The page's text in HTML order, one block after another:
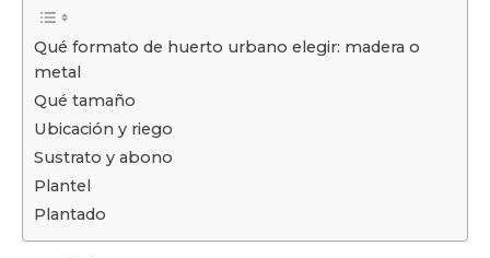
Qué formato de huerto urbano elegir: madera o
metal
Qué tamaño
Ubicación y riego
Sustrato y abono
Plantel
Plantado